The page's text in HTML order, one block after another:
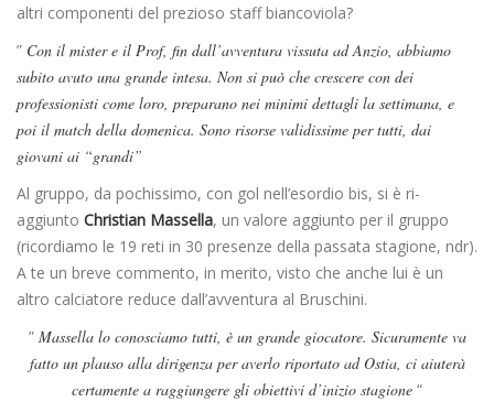
altri componenti del prezioso staff biancoviola?
” Con il mister e il Prof, fin dall’avventura vissuta ad Anzio, abbiamo
subito avuto una grande intesa. Non si può che crescere con dei
professionisti come loro, preparano nei minimi dettagli la settimana, e
poi il match della domenica. Sono risorse validissime per tutti, dai
giovani ai “grandi”
Al gruppo, da pochissimo, con gol nell’esordio bis, si è ri-
aggiunto Christian Massella, un valore aggiunto per il gruppo
(ricordiamo le 19 reti in 30 presenze della passata stagione, ndr).
A te un breve commento, in merito, visto che anche lui è un
altro calciatore reduce dall’avventura al Bruschini.
” Massella lo conosciamo tutti, è un grande giocatore. Sicuramente va
fatto un plauso alla dirigenza per averlo riportato ad Ostia, ci aiuterà
certamente a raggiungere gli obiettivi d’inizio stagione “